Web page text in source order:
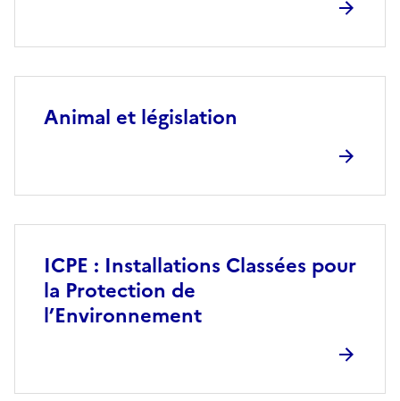
Animal et législation
ICPE : Installations Classées pour
la Protection de
l’Environnement